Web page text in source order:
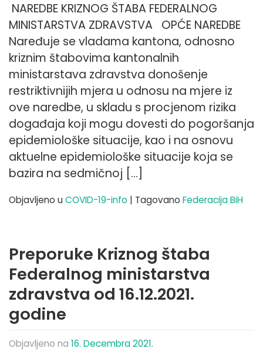
NAREDBE KRIZNOG ŠTABA FEDERALNOG
MINISTARSTVA ZDRAVSTVA OPĆE NAREDBE
Naređuje se vladama kantona, odnosno
kriznim štabovima kantonalnih
ministarstava zdravstva donošenje
restriktivnijih mjera u odnosu na mjere iz
ove naredbe, u skladu s procjenom rizika
događaja koji mogu dovesti do pogoršanja
epidemiološke situacije, kao i na osnovu
aktuelne epidemiološke situacije koja se
bazira na sedmičnoj […]
Objavljeno u COVID-19-info | Tagovano Federacija BiH
Preporuke Kriznog štaba
Federalnog ministarstva
zdravstva od 16.12.2021.
godine
Objavljeno na 16. Decembra 2021.